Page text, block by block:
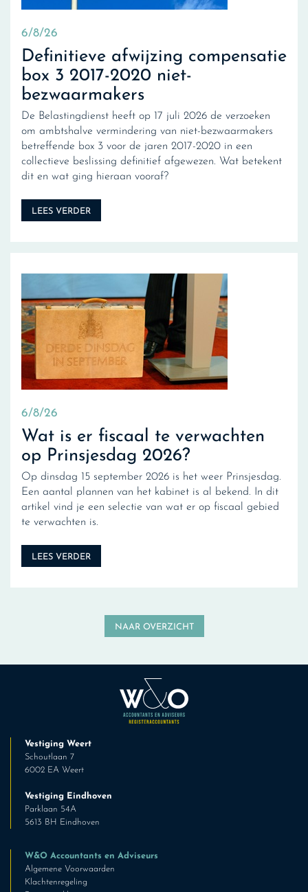
6/8/26
Definitieve afwijzing compensatie
box 3 2017-2020 niet-
bezwaarmakers
De Belastingdienst heeft op 17 juli 2026 de verzoeken
om ambtshalve vermindering van niet-bezwaarmakers
betreffende box 3 voor de jaren 2017-2020 in een
collectieve beslissing definitief afgewezen. Wat betekent
dit en wat ging hieraan vooraf?
LEES VERDER
6/8/26
Wat is er fiscaal te verwachten
op Prinsjesdag 2026?
Op dinsdag 15 september 2026 is het weer Prinsjesdag.
Een aantal plannen van het kabinet is al bekend. In dit
artikel vind je een selectie van wat er op fiscaal gebied
te verwachten is.
LEES VERDER
NAAR OVERZICHT
Vestiging Weert
Schoutlaan 7
6002 EA Weert
Vestiging Eindhoven
Parklaan 54A
5613 BH Eindhoven
W&O Accountants en Adviseurs
Algemene Voorwaarden
Klachtenregeling